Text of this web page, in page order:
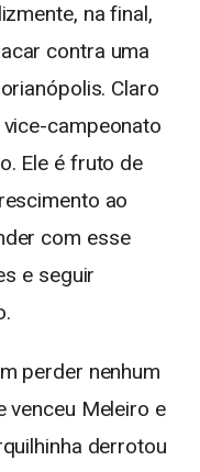
na final,
contra uma
Claro
campeonato
Ele é fruto de
ao
com esse
e seguir
perder nenhum
venceu Meleiro e
derrotou